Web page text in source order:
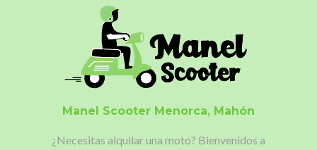
Manel Scooter Menorca, Mahón
¿Necesitas alquilar una moto? Bienvenidos a